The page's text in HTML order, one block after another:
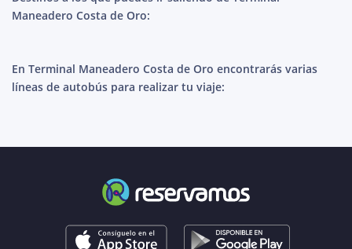
Maneadero Costa de Oro:
En Terminal Maneadero Costa de Oro encontrarás varias
líneas de autobús para realizar tu viaje: